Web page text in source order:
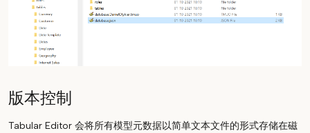
版本控制
Tabular Editor 会将所有模型元数据以简单文本文件的形式存储在磁